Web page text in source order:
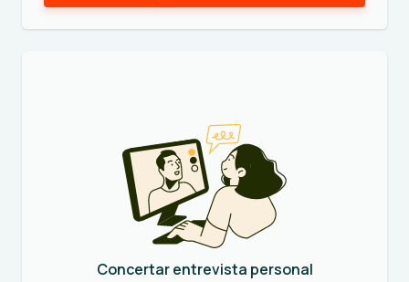
Concertar entrevista personal